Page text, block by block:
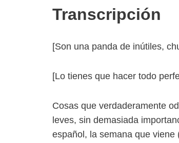
Transcripción
[Son una panda de inútiles,
[Lo tienes que hacer todo
Cosas que verdaderamente
leves, sin demasiada
español, la semana que